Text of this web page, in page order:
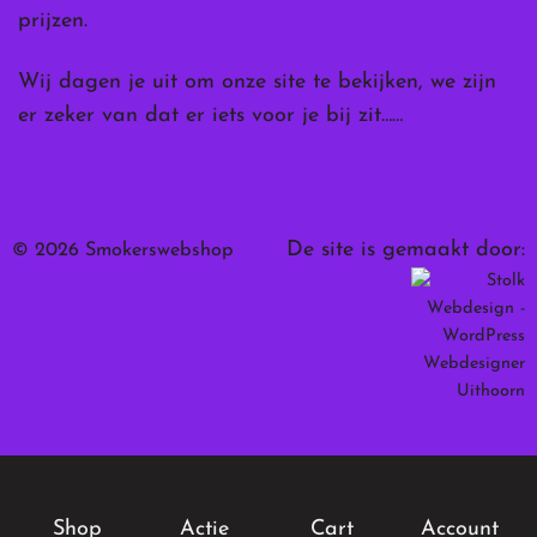
prijzen.
Wij dagen je uit om onze site te bekijken, we zijn
er zeker van dat er iets voor je bij zit……
© 2026 Smokerswebshop De site is gemaakt door:
Shop Actie Cart Account